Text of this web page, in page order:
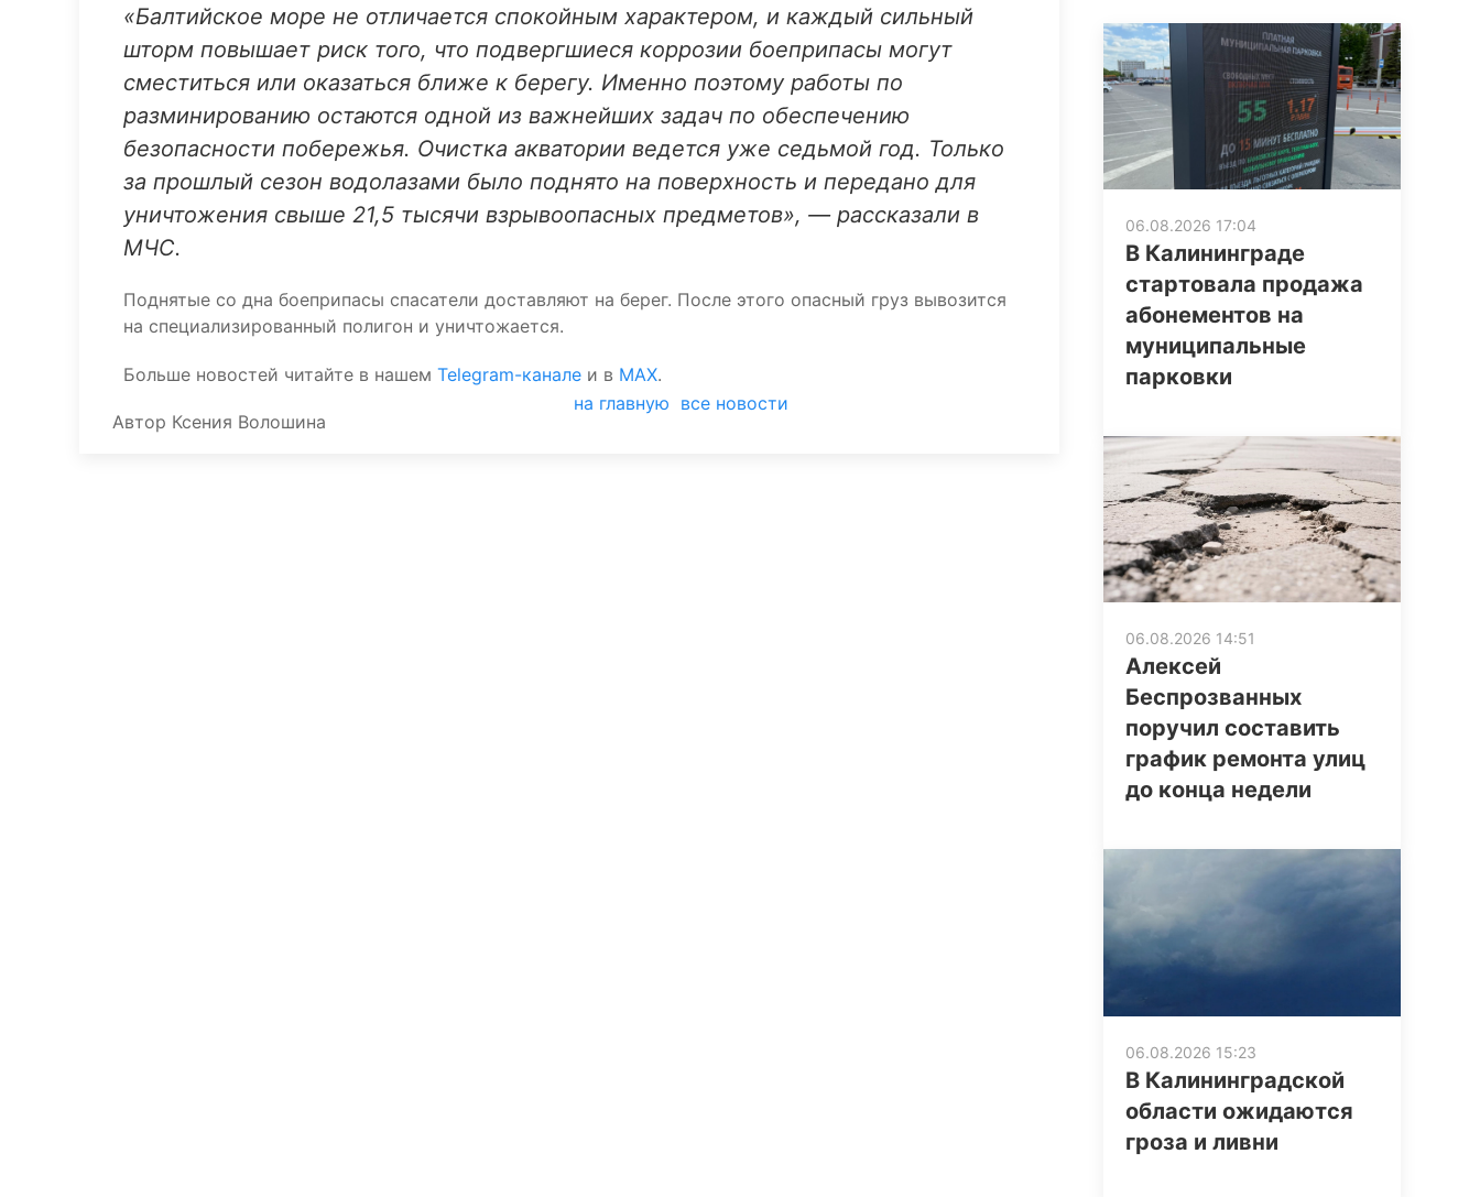
«Балтийское море не отличается спокойным характером, и каждый сильный
шторм повышает риск того, что подвергшиеся коррозии боеприпасы могут
сместиться или оказаться ближе к берегу. Именно поэтому работы по
разминированию остаются одной из важнейших задач по обеспечению
безопасности побережья. Очистка акватории ведется уже седьмой год. Только
за прошлый сезон водолазами было поднято на поверхность и передано для
уничтожения свыше 21,5 тысячи взрывоопасных предметов», — рассказали в
МЧС.
Поднятые со дна боеприпасы спасатели доставляют на берег. После этого опасный груз вывозится
на специализированный полигон и уничтожается.
Больше новостей читайте в нашем Telegram-канале и в MAX.
Автор Ксения Волошина
на главную все новости
06.08.2026 17:04
В Калининграде
стартовала продажа
абонементов на
муниципальные
парковки
06.08.2026 14:51
Алексей
Беспрозванных
поручил составить
график ремонта улиц
до конца недели
06.08.2026 15:23
В Калининградской
области ожидаются
гроза и ливни